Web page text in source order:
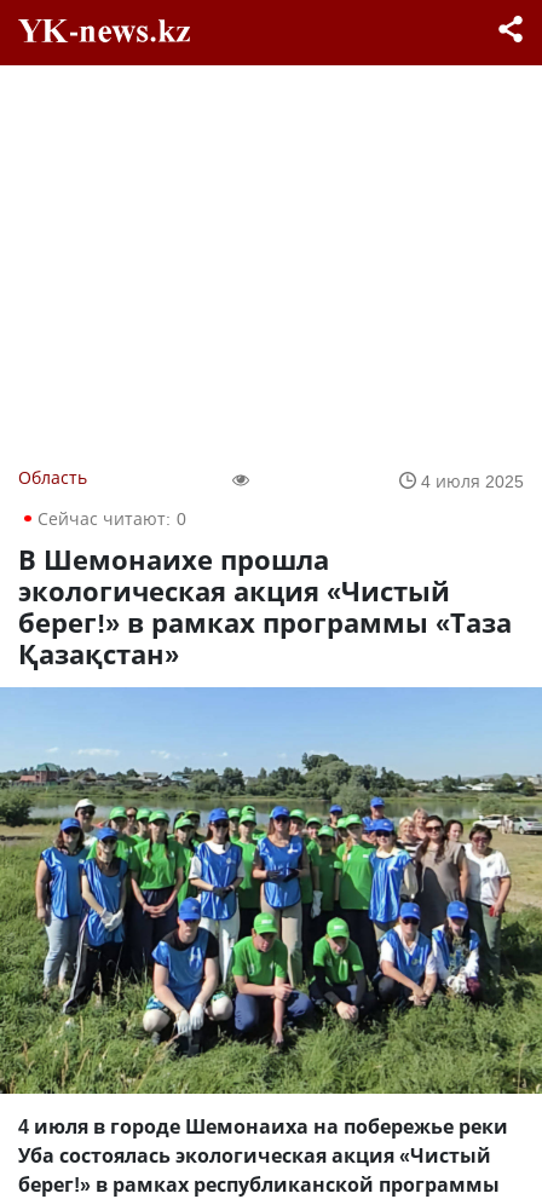
Область
4 июля 2025
Сейчас читают: 0
В Шемонаихе прошла
экологическая акция «Чистый
берег!» в рамках программы «Таза
Қазақстан»
4 июля в городе Шемонаиха на побережье реки
Уба состоялась экологическая акция «Чистый
берег!» в рамках республиканской программы